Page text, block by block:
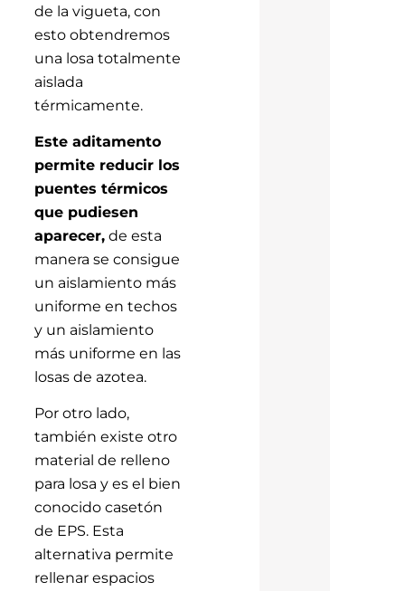
de la vigueta, con
esto obtendremos
una losa totalmente
aislada
térmicamente.
Este aditamento
permite reducir los
puentes térmicos
que pudiesen
aparecer,de esta
manera se consigue
un aislamiento más
uniforme en techos
y un aislamiento
más uniforme en las
losas de azotea.
Por otro lado,
también existe otro
material de relleno
para losa y es el bien
conocido casetón
de EPS. Esta
alternativa permite
rellenar espacios